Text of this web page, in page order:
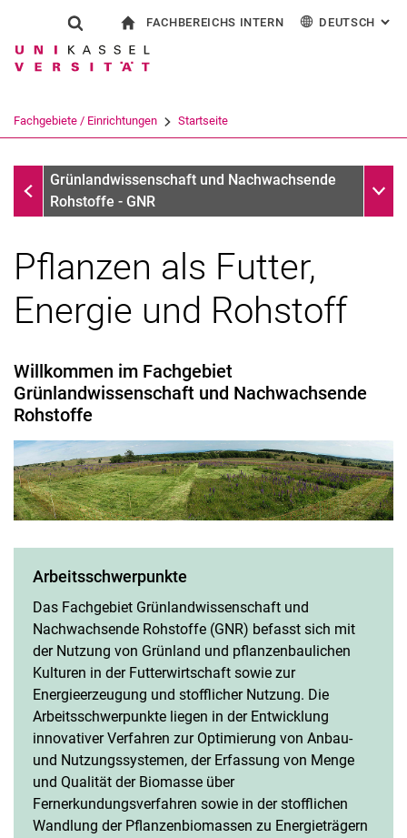
Springe direkt zu: Inhalt
Springe direkt zu: Suche
Springe direkt zu:
Suchformular
Suchbegriff
Suchen (öffnet externen Link in einem
FACHBEREICHS INTERN DEUTSCH :
Fachgebiete / Einrichtungen Startseite
Fachgebiete / Einrichtungen
Grünlandwissenschaft und Nachwachsende
Rohstoffe - GNR
Pflanzen als Futter,
Energie und Rohstoff
Willkommen im Fachgebiet
Grünlandwissenschaft und Nachwachsende
Rohstoffe
Arbeitsschwerpunkte
Das Fachgebiet Grünlandwissenschaft und
Nachwachsende Rohstoffe (GNR) befasst sich mit
der Nutzung von Grünland und pflanzenbaulichen
Kulturen in der Futterwirtschaft sowie zur
Energieerzeugung und stofflicher Nutzung. Die
Arbeitsschwerpunkte liegen in der Entwicklung
innovativer Verfahren zur Optimierung von Anbau-
und Nutzungssystemen, der Erfassung von Menge
und Qualität der Biomasse über
Fernerkundungsverfahren sowie in der stofflichen
Wandlung der Pflanzenbiomassen zu Energieträgern